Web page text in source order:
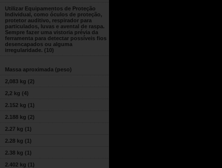
Utilizar Equipamentos de Proteção
Individual, como óculos de proteção,
protetor auditivo, respirador para
particulados, luvas e avental de raspa.
Sempre fazer uma vistoria prévia da
ferramenta para detectar possíveis fios
desencapados ou alguma
irregularidade. (10)
Massa aproximada (peso)
2,083 kg (2)
2,2 kg (4)
2.152 kg (1)
2.188 kg (2)
2.27 kg (1)
2.28 kg (1)
2.38 kg (1)
2.402 kg (1)